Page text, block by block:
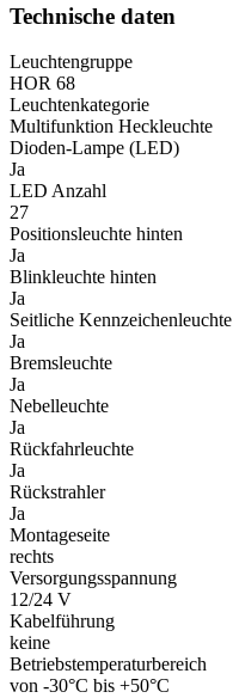
Technische daten
Leuchtengruppe
HOR 68
Leuchtenkategorie
Multifunktion Heckleuchte
Dioden-Lampe (LED)
Ja
LED Anzahl
27
Positionsleuchte hinten
Ja
Blinkleuchte hinten
Ja
Seitliche Kennzeichenleuchte
Ja
Bremsleuchte
Ja
Nebelleuchte
Ja
Rückfahrleuchte
Ja
Rückstrahler
Ja
Montageseite
rechts
Versorgungsspannung
12/24 V
Kabelführung
keine
Betriebstemperaturbereich
von -30°C bis +50°C